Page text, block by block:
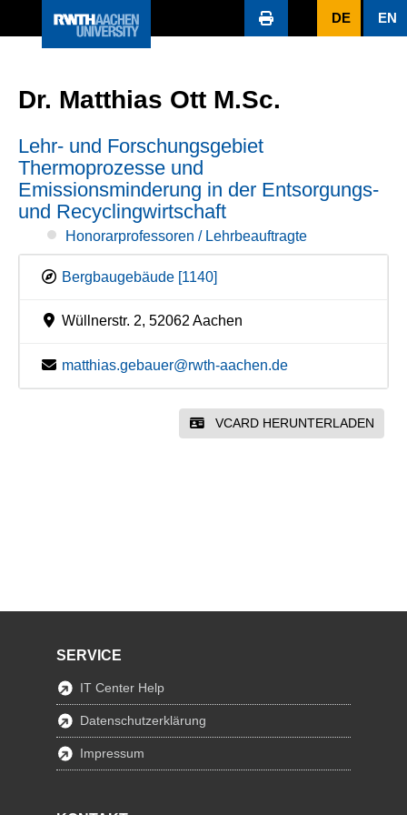
DE EN
Dr. Matthias Ott M.Sc.
Lehr- und Forschungsgebiet
Thermoprozesse und
Emissionsminderung in der Entsorgungs-
und Recyclingwirtschaft
Honorarprofessoren / Lehrbeauftragte
Bergbaugebäude [1140]
Wüllnerstr. 2, 52062 Aachen
matthias.gebauer@rwth-aachen.de
VCARD HERUNTERLADEN
SERVICE
IT Center Help
Datenschutzerklärung
Impressum